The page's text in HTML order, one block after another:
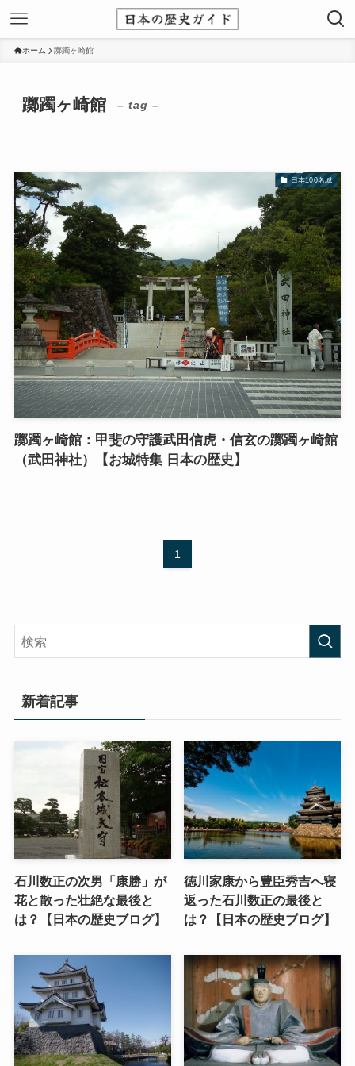
ホーム 躑躅ヶ崎館
躑躅ヶ崎館 – tag –
日本100名城
躑躅ヶ崎館：甲斐の守護武田信虎・信玄の躑躅ヶ崎館
（武田神社）【お城特集 日本の歴史】
1
新着記事
石川数正の次男「康勝」が
花と散った壮絶な最後と
は？【日本の歴史ブログ】
徳川家康から豊臣秀吉へ寝
返った石川数正の最後と
は？【日本の歴史ブログ】